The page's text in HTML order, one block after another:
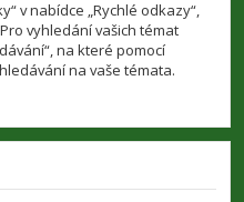
v nabídce „Rychlé odkazy“,
vyhledání vašich témat
na které pomocí
na vaše témata.